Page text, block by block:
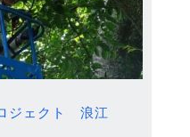
ジェクト 浪江